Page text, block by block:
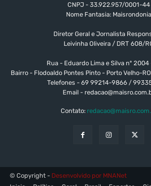
CNPJ - 33.922.957/0001-44
Nome Fantasia: Maisrondonia
Diretor Geral e Jornalista
Leivinha Oliveira / DRT 608/
Rua - Eduardo Lima e Silva nº 2004
Bairro - Flodoaldo Pontes Pinto - Porto Velho-
Telefones - 69 99214-9866 /
Email -
Contato:
© Copyright - Desenvolvido por MNANet